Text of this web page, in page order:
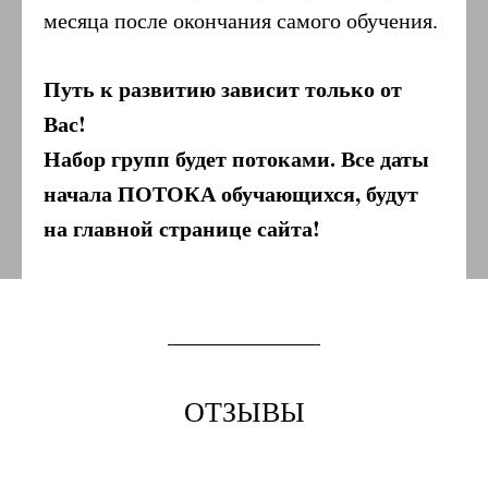
месяца после окончания самого обучения.
Путь к развитию зависит только от
Вас!
Набор групп будет потоками. Все даты
начала ПОТОКА обучающихся, будут
на главной странице сайта!
ОТЗЫВЫ